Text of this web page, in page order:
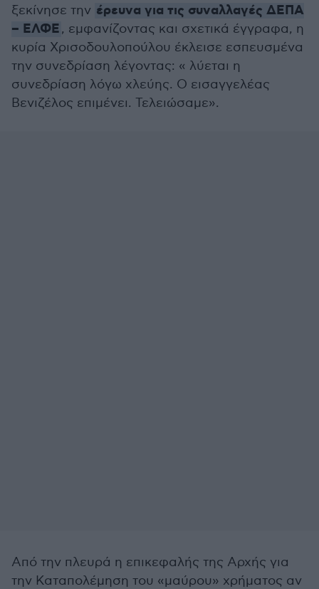
ξεκίνησε την έρευνα για τις συναλλαγές ΔΕΠΑ
– ΕΛΦΕ, εμφανίζοντας και σχετικά έγγραφα, η
κυρία Χρισοδουλοπούλου έκλεισε εσπευσμένα
την συνεδρίαση λέγοντας: « λύεται η
συνεδρίαση λόγω χλεύης. Ο εισαγγελέας
Βενιζέλος επιμένει. Τελειώσαμε».
Από την πλευρά η επικεφαλής της Αρχής για
την Καταπολέμηση του «μαύρου» χρήματος αν